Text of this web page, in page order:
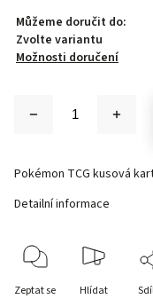
Můžeme doručit do:
Zvolte variantu
Možnosti doručení
Pokémon TCG kusová
Detailní informace
Zeptat se Hlídat